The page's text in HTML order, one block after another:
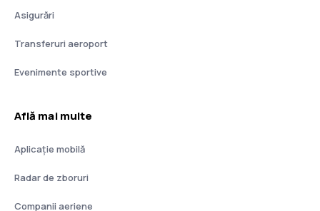
Asigurări
Transferuri aeroport
Evenimente sportive
Află mai multe
Aplicație mobilă
Radar de zboruri
Companii aeriene